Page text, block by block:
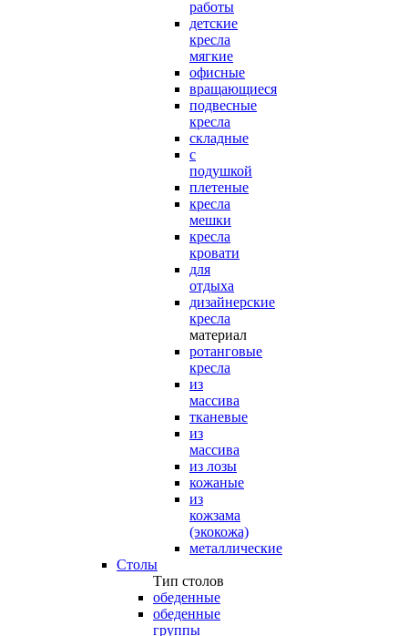
работы
детские
кресла
мягкие
офисные
вращающиеся
подвесные
кресла
складные
с
подушкой
плетеные
кресла
мешки
кресла
кровати
для
отдыха
дизайнерские
кресла
материал
ротанговые
кресла
из
массива
тканевые
из
массива
из лозы
кожаные
из
кожзама
(экокожа)
металлические
Столы
Тип столов
обеденные
обеденные
группы